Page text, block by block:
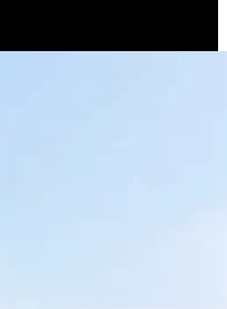
del INTA pese al